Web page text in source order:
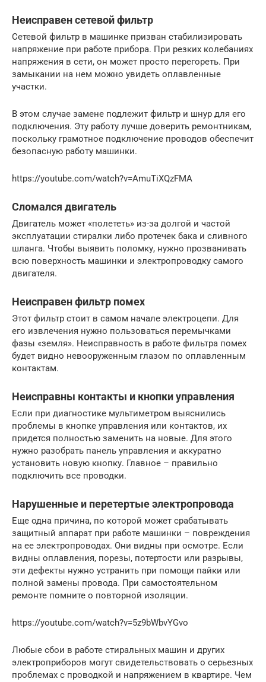
Неисправен сетевой фильтр
Сетевой фильтр в машинке призван стабилизировать
напряжение при работе прибора. При резких колебаниях
напряжения в сети, он может просто перегореть. При
замыкании на нем можно увидеть оплавленные
участки.
В этом случае замене подлежит фильтр и шнур для его
подключения. Эту работу лучше доверить ремонтникам,
поскольку грамотное подключение проводов обеспечит
безопасную работу машинки.
https://youtube.com/watch?v=AmuTiXQzFMA
Сломался двигатель
Двигатель может «полететь» из-за долгой и частой
эксплуатации стиралки либо протечек бака и сливного
шланга. Чтобы выявить поломку, нужно прозванивать
всю поверхность машинки и электропроводку самого
двигателя.
Неисправен фильтр помех
Этот фильтр стоит в самом начале электроцепи. Для
его извлечения нужно пользоваться перемычками
фазы «земля». Неисправность в работе фильтра помех
будет видно невооруженным глазом по оплавленным
контактам.
Неисправны контакты и кнопки управления
Если при диагностике мультиметром выяснились
проблемы в кнопке управления или контактов, их
придется полностью заменить на новые. Для этого
нужно разобрать панель управления и аккуратно
установить новую кнопку. Главное – правильно
подключить все проводки.
Нарушенные и перетертые электропровода
Еще одна причина, по которой может срабатывать
защитный аппарат при работе машинки – повреждения
на ее электропроводах. Они видны при осмотре. Если
видны оплавления, порезы, потертости или разрывы,
эти дефекты нужно устранить при помощи пайки или
полной замены провода. При самостоятельном
ремонте помните о повторной изоляции.
https://youtube.com/watch?v=5z9bWbvYGvo
Любые сбои в работе стиральных машин и других
электроприборов могут свидетельствовать о серьезных
проблемах с проводкой и напряжением в квартире. Чем